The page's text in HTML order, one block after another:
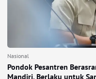
Nasional
Pondok Pesantren
Mandiri, Berlaku untuk